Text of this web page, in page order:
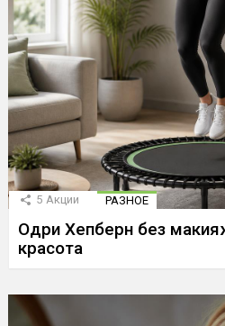
5 Акции РАЗНОЕ
Одри Хепберн без
красота